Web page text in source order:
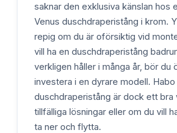
saknar den exklusiva känslan hos
Venus duschdraperistång i krom.
repig om du är oförsiktig vid
vill ha en duschdraperistång
verkligen håller i många år, bör du
investera i en dyrare modell. Habo
duschdraperistång är dock ett bra
tillfälliga lösningar eller om du vill
ta ner och flytta.